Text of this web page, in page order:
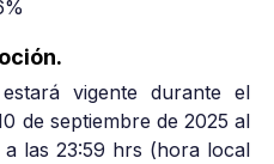
vigente durante el
de septiembre de 2025 al
a las 23:59 hrs (hora local